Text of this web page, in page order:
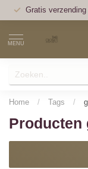
Gratis
MENU
Home / Tags /
Producten